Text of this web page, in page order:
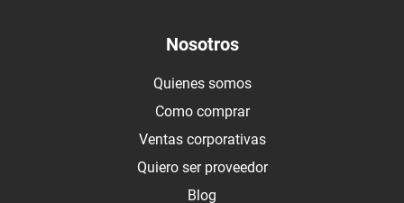
Nosotros
Quienes somos
Como comprar
Ventas corporativas
Quiero ser proveedor
Blog